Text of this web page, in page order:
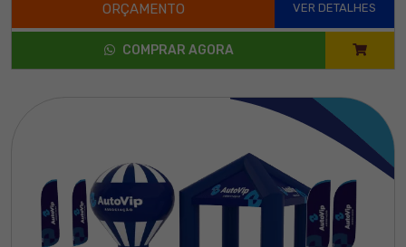
ORÇAMENTO VER DETALHES
COMPRAR AGORA